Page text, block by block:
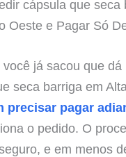
cápsula que seca
Oeste e Pagar Só
já sacou que
seca barriga em
precisar pagar
o pedido. O
e em menos